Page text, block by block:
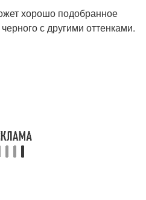
хорошо подобранное
с другими оттенками.